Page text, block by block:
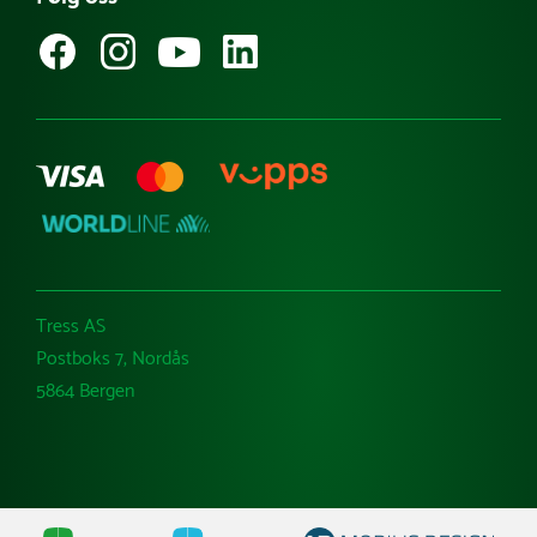
Kataloger
Varemerker
Tress AS
Postboks 7, Nordås
5864 Bergen